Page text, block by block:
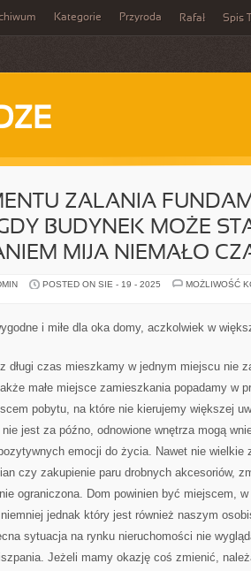
Kategorie Przyroda Rafał Spis
ZALANIA
BUDYNEK MOŻE
MIJA NIEMAŁO
POSTED ON SIE - 19 - 2025
MOŻLIWOŚĆ
i miłe dla oka domy, aczkolwiek w
długi czas mieszkamy w jednym miejscu nie
małe miejsce zamieszkania popadamy w
pobytu, na które nie kierujemy większej
jest za późno, odnowione wnętrza mogą
emocji do życia. Nawet nie wielkie
czy zakupienie paru drobnych akcesoriów,
ograniczona. Dom powinien być miejscem,
jednak który jest również naszym
sytuacja na rynku nieruchomości nie
Jeżeli mamy okazję coś zmienić,